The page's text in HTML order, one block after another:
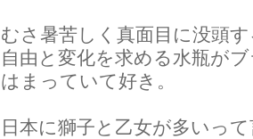
むさ暑苦しく真面目に没頭
自由と変化を求める水瓶が
はまっていて好き。
日本に獅子と乙女が多いっ